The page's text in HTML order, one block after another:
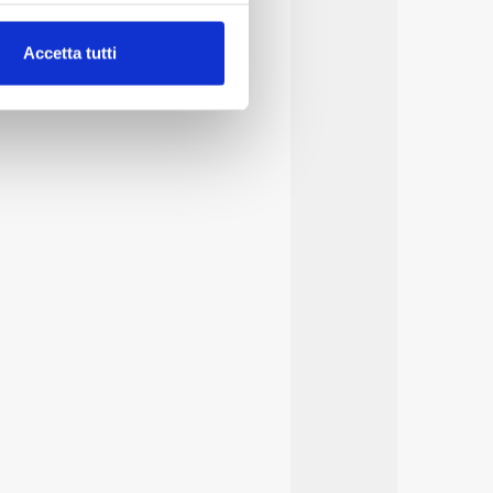
(impronte
di base quali la
dall’Utente e con i
informazioni sul
analisi dei dati web,
Accetta tutti